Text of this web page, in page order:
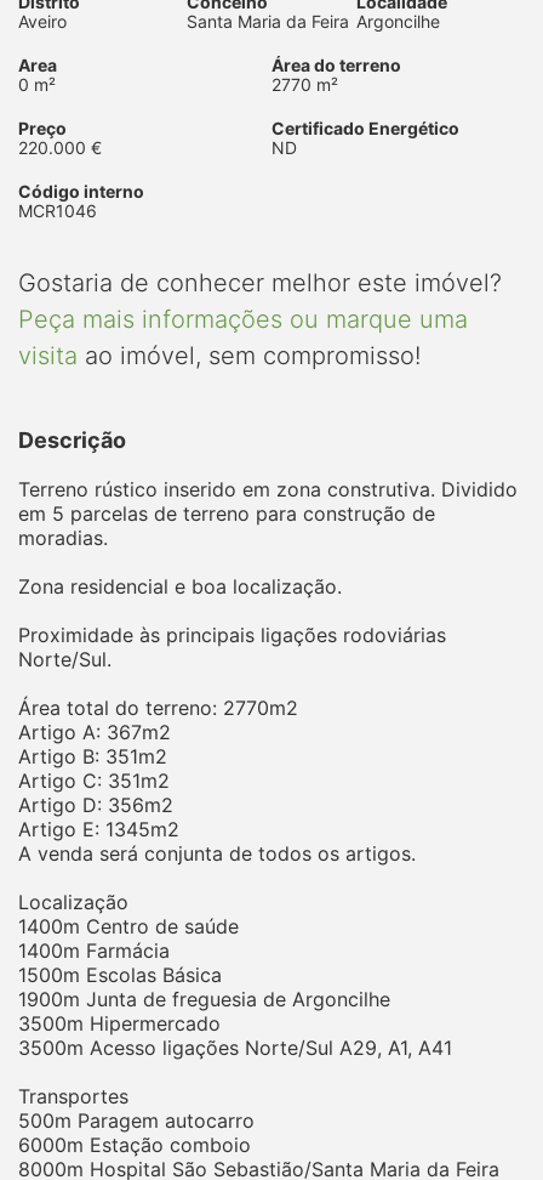
Aveiro
Santa Maria da Feira Argoncilhe
Area
0 m²
Área do terreno
2770 m²
Preço
220.000 €
Certificado Energético
ND
Código interno
MCR1046
Gostaria de conhecer melhor este imóvel?
Peça mais informações ou marque uma
visita ao imóvel, sem compromisso!
Descrição
Terreno rústico inserido em zona construtiva. Dividido
em 5 parcelas de terreno para construção de
moradias.
Zona residencial e boa localização.
Proximidade às principais ligações rodoviárias
Norte/Sul.
Área total do terreno: 2770m2
Artigo A: 367m2
Artigo B: 351m2
Artigo C: 351m2
Artigo D: 356m2
Artigo E: 1345m2
A venda será conjunta de todos os artigos.
Localização
1400m Centro de saúde
1400m Farmácia
1500m Escolas Básica
1900m Junta de freguesia de Argoncilhe
3500m Hipermercado
3500m Acesso ligações Norte/Sul A29, A1, A41
Transportes
500m Paragem autocarro
6000m Estação comboio
8000m Hospital São Sebastião/Santa Maria da Feira